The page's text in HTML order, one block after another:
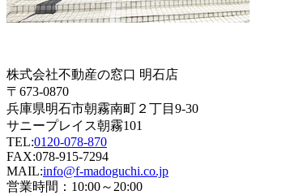
株式会社不動産の窓口 明石店
〒673-0870
兵庫県明石市朝霧南町２丁目9-30
サニープレイス朝霧101
TEL:0120-078-870
FAX:078-915-7294
MAIL:info@f-madoguchi.co.jp
営業時間：10:00～20:00